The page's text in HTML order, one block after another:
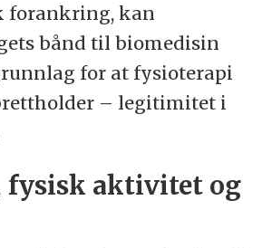
forankring, kan
bånd til biomedisin
for at fysioterapi
– legitimitet i
fysisk aktivitet og